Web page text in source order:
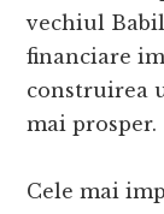
vechiul
financiare
construirea
mai prosper.
Cele mai